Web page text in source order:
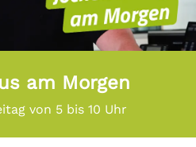
am Morgen
von 5 bis 10 Uhr